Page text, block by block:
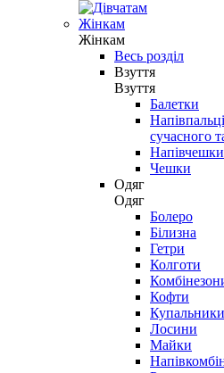
Жінкам
Жінкам
Весь розділ
Взуття
Взуття
Балетки
сучасного
Напівчешки
Чешки
Одяг
Одяг
Болеро
Білизна
Гетри
Колготи
Кофти
Купальники
Лосини
Майки